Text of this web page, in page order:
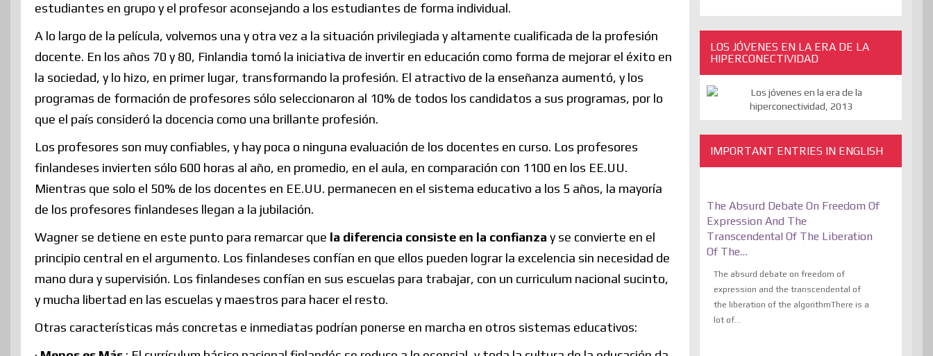
estudiantes en grupo y el profesor aconsejando a los estudiantes de forma individual.
A lo largo de la película, volvemos una y otra vez a la situación privilegiada y altamente cualificada de la profesión
docente. En los años 70 y 80, Finlandia tomó la iniciativa de invertir en educación como forma de mejorar el éxito en
la sociedad, y lo hizo, en primer lugar, transformando la profesión. El atractivo de la enseñanza aumentó, y los
programas de formación de profesores sólo seleccionaron al 10% de todos los candidatos a sus programas, por lo
que el país consideró la docencia como una brillante profesión.
Los profesores son muy confiables, y hay poca o ninguna evaluación de los docentes en curso. Los profesores
finlandeses invierten sólo 600 horas al año, en promedio, en el aula, en comparación con 1100 en los EE.UU.
Mientras que solo el 50% de los docentes en EE.UU. permanecen en el sistema educativo a los 5 años, la mayoría
de los profesores finlandeses llegan a la jubilación.
Wagner se detiene en este punto para remarcar que la diferencia consiste en la confianza y se convierte en el
principio central en el argumento. Los finlandeses confían en que ellos pueden lograr la excelencia sin necesidad de
mano dura y supervisión. Los finlandeses confían en sus escuelas para trabajar, con un curriculum nacional sucinto,
y mucha libertad en las escuelas y maestros para hacer el resto.
Otras características más concretas e inmediatas podrían ponerse en marcha en otros sistemas educativos:
LOS JÓVENES EN LA ERA DE LA
HIPERCONECTIVIDAD
IMPORTANT ENTRIES IN ENGLISH
The Absurd Debate On Freedom Of
Expression And The
Transcendental Of The Liberation
Of The…
The absurd debate on freedom of
expression and the transcendental of
the liberation of the algorithmThere is a
lot of...